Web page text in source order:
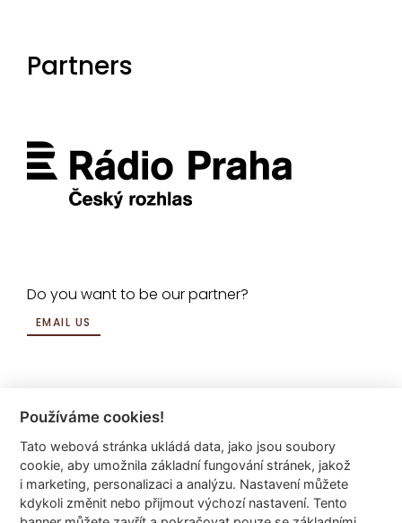
Partners
Do you want to be our partner?
EMAIL US
info@dyzajnmarket.com
Mujmarket s.r.o.
Buzulucká 569/10
Používáme cookies!
Tato webová stránka ukládá data, jako jsou soubory
cookie, aby umožnila základní fungování stránek, jakož
i marketing, personalizaci a analýzu. Nastavení můžete
kdykoli změnit nebo přijmout výchozí nastavení. Tento